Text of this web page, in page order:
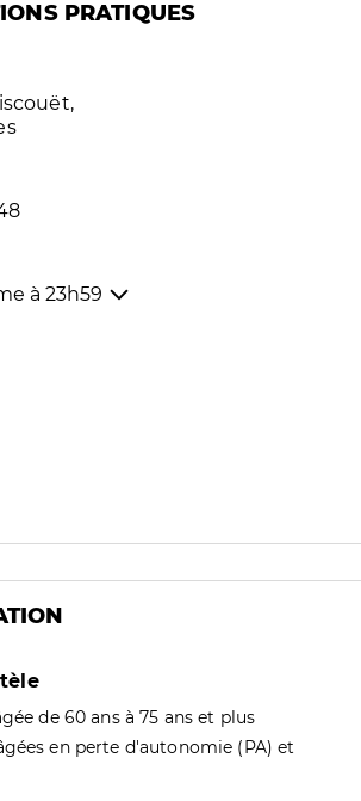
PRATIQUES
à 23h59
de 60 ans à 75 ans et plus
en perte d'autonomie (PA) et